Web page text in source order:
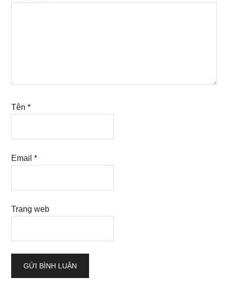
Tên*
Email*
Trang web